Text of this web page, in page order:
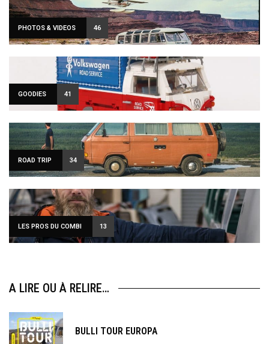
PHOTOS & VIDEOS 46
GOODIES 41
ROAD TRIP 34
LES PROS DU COMBI 13
A LIRE OU À RELIRE…
BULLI TOUR EUROPA